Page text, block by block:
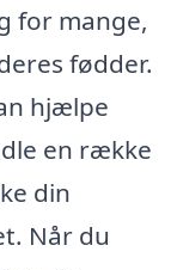
for mange,
fødder.
hjælpe
en række
din
Når du